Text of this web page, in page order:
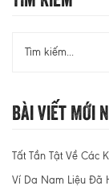
Bài Viết Mới
Tất Tần Tật Về Các
Ví Da Nam Liệu Đã